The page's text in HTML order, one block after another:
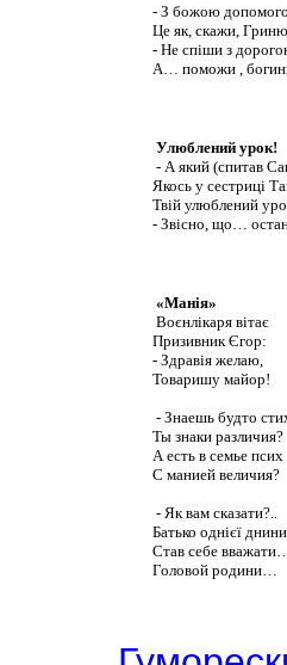
- З божою
Це як, скажи,
- Не спіши з
А… поможи ,
Улюблений урок!
- А який (спитав
Якось у сестриці
Твій улюблений
- Звісно, що…
«Манія»
Воєнлікаря вітає
Призивник Єгор:
- Здравія желаю,
Товаришу майор!
- Знаешь будто
Ты знаки различия?
А есть в семье псих
С манией величия?
- Як вам сказати?..
Батько однієї днини
Став себе вважати…
Головой родини…